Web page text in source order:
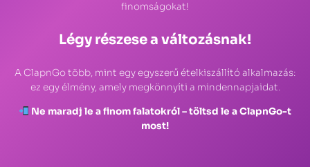
finomságokat!
Légy részese a változásnak!
A ClapnGo több, mint egy egyszerű ételkiszállító alkalmazás:
ez egy élmény, amely megkönnyíti a mindennapjaidat.
Ne maradj le a finom falatokról – töltsd le a ClapnGo-t
most!